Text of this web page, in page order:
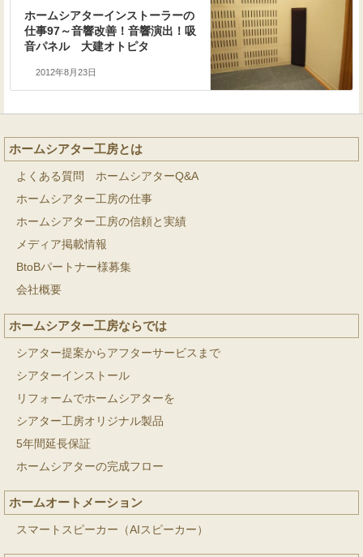
ホームシアターインストーラーの
仕事97～音響改善！音響演出！吸
音パネル 大建オトピタ
2012年8月23日
ホームシアター工房とは
よくある質問 ホームシアターQ&A
ホームシアター工房の仕事
ホームシアター工房の信頼と実績
メディア掲載情報
BtoBパートナー様募集
会社概要
ホームシアター工房ならでは
シアター提案からアフターサービスまで
シアターインストール
リフォームでホームシアターを
シアター工房オリジナル製品
5年間延長保証
ホームシアターの完成フロー
ホームオートメーション
スマートスピーカー（AIスピーカー）